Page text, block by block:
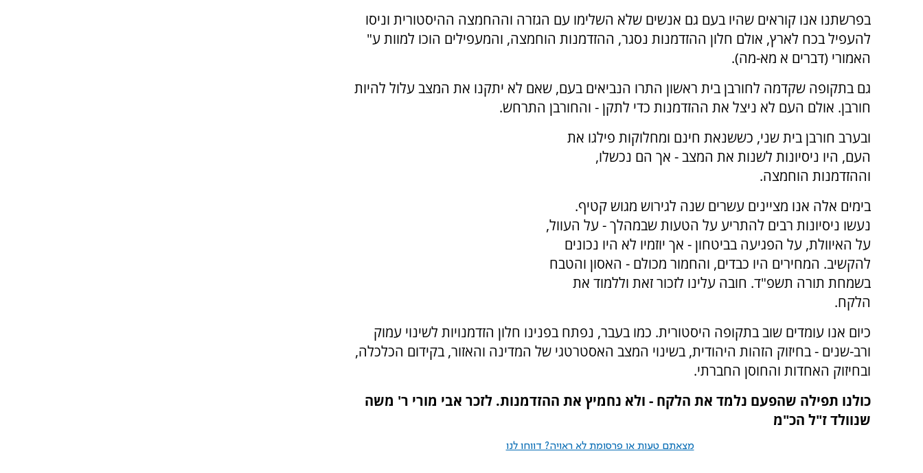
בפרשתנו אנו קוראים שהיו בעם גם אנשים שלא השלימו עם הגזרה וההחמצה ההיסטורית וניסו
להעפיל בכח לארץ, אולם חלון ההזדמנות נסגר, ההזדמנות הוחמצה, והמעפילים הוכו למוות ע"
האמורי (דברים א מא-מה).
גם בתקופה שקדמה לחורבן בית ראשון התרו הנביאים בעם, שאם לא יתקנו את המצב עלול להיות
חורבן. אולם העם לא ניצל את ההזדמנות כדי לתקן - והחורבן התרחש.
ובערב חורבן בית שני, כששנאת חינם ומחלוקות פילגו את
העם, היו ניסיונות לשנות את המצב - אך הם נכשלו,
וההזדמנות הוחמצה.
בימים אלה אנו מציינים עשרים שנה לגירוש מגוש קטיף.
נעשו ניסיונות רבים להתריע על הטעות שבמהלך - על העוול,
על האיוולת, על הפגיעה בביטחון - אך יוזמיו לא היו נכונים
להקשיב. המחירים היו כבדים, והחמור מכולם - האסון והטבח
בשמחת תורה תשפ"ד. חובה עלינו לזכור זאת וללמוד את
הלקח.
כיום אנו עומדים שוב בתקופה היסטורית. כמו בעבר, נפתח בפנינו חלון הזדמנויות לשינוי עמוק
ורב-שנים - בחיזוק הזהות היהודית, בשינוי המצב האסטרטגי של המדינה והאזור, בקידום הכלכלה,
ובחיזוק האחדות והחוסן החברתי.
כולנו תפילה שהפעם נלמד את הלקח - ולא נחמיץ את ההזדמנות. לזכר אבי מורי ר' משה
שנוולד ז"ל הכ"מ
מצאתם טעות או פרסומת לא ראויה? דווחו לנו